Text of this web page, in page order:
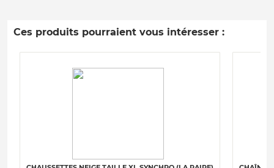
Ces produits pourraient vous intéresser :